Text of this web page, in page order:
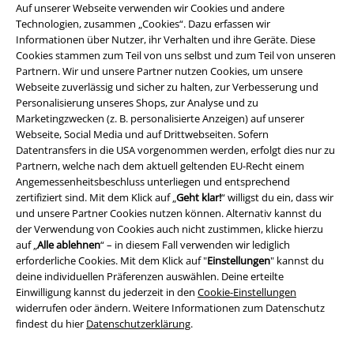
Auf unserer Webseite verwenden wir Cookies und andere
Technologien, zusammen „Cookies“. Dazu erfassen wir
Informationen über Nutzer, ihr Verhalten und ihre Geräte. Diese
Cookies stammen zum Teil von uns selbst und zum Teil von unseren
Partnern. Wir und unsere Partner nutzen Cookies, um unsere
Webseite zuverlässig und sicher zu halten, zur Verbesserung und
Personalisierung unseres Shops, zur Analyse und zu
Marketingzwecken (z. B. personalisierte Anzeigen) auf unserer
Webseite, Social Media und auf Drittwebseiten. Sofern
Datentransfers in die USA vorgenommen werden, erfolgt dies nur zu
Partnern, welche nach dem aktuell geltenden EU-Recht einem
Angemessenheitsbeschluss unterliegen und entsprechend
zertifiziert sind. Mit dem Klick auf „Geht klar!“ willigst du ein, dass wir
und unsere Partner Cookies nutzen können. Alternativ kannst du
der Verwendung von Cookies auch nicht zustimmen, klicke hierzu
auf „Alle ablehnen“ – in diesem Fall verwenden wir lediglich
erforderliche Cookies. Mit dem Klick auf "Einstellungen" kannst du
deine individuellen Präferenzen auswählen. Deine erteilte
Einwilligung kannst du jederzeit in den Cookie-Einstellungen
widerrufen oder ändern. Weitere Informationen zum Datenschutz
findest du hier Datenschutzerklärung.
Rechtliches
AGB
Impressum
Datenschutz
Entsorgung und Umweltschutz
Konformitätserklärung
Information zur Barrierefreiheit
Cookie-Einstellungen
Vertrag widerrufen